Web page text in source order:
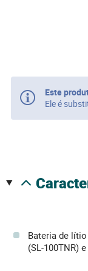
Este
Ele é
Bateria de
(SL-100TNR)